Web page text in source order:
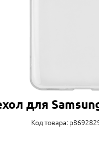
для
Код товара: